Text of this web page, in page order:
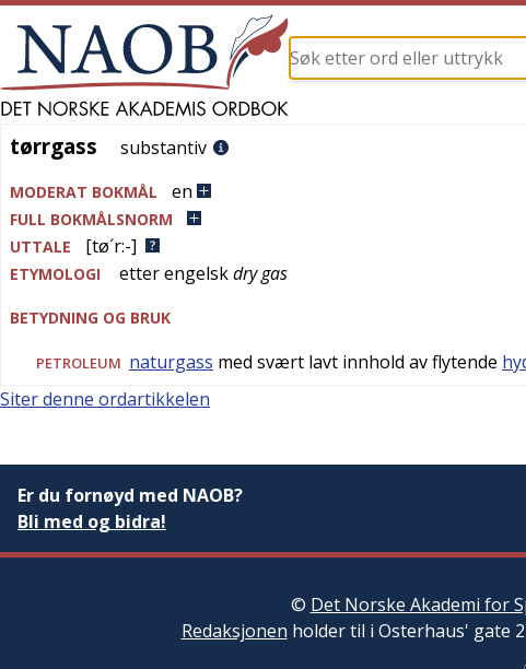
tørrgass
tørrgass substantiv
MODERAT BOKMÅL en
FULL BOKMÅLSNORM
UTTALE
[tø´r:-]
ETYMOLOGI etterengelskdry gas
BETYDNING OG BRUK
PETROLEUM naturgass med svært lavt innhold av flytende
Siter denne ordartikkelen
Er du fornøyd med NAOB?
Bli med og bidra!
© Det Norske Akademi for
Redaksjonen holder til i Osterhaus' gate